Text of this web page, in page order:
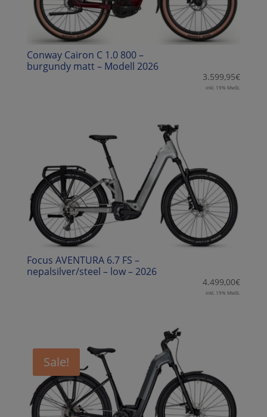
Conway Cairon C 1.0 800 –
burgundy matt – Modell 2026
3.599,95€
inkl. 19% MwSt.
Focus AVENTURA 6.7 FS –
nepalsilver/steel – low – 2026
4.499,00€
inkl. 19% MwSt.
Sale!